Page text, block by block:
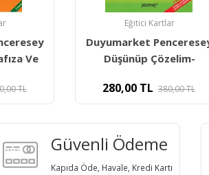
TL
Eğitici Kartlar
Duyumarket
Yönergeleri İzleyelim
280,00TL 380,00TL
Güvenli Ödeme
Kapıda Öde, Havale, Kredi Kartı